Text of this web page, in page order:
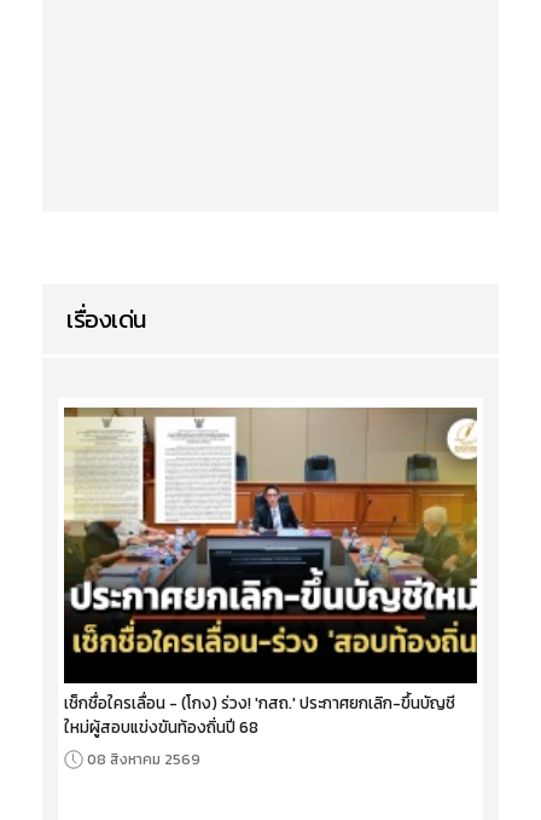
เรื่องเด่น
เช็กชื่อใครเลื่อน - (โกง) ร่วง! 'กสถ.' ประกาศยกเลิก-ขึ้นบัญชี
ใหม่ผู้สอบแข่งขันท้องถิ่นปี 68
08 สิงหาคม 2569